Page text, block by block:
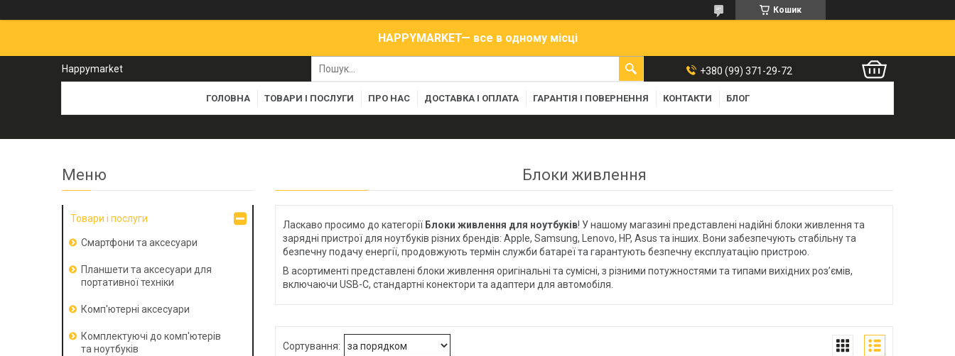
Кошик
HAPPYMARKET— все в одному місці
Happymarket +380 (99) 371-29-72
ГОЛОВНА ТОВАРИ І ПОСЛУГИ ПРО НАС ДОСТАВКА І ОПЛАТА ГАРАНТІЯ І ПОВЕРНЕННЯ КОНТАКТИ БЛОГ
Блоки живлення
Ласкаво просимо до категорії Блоки живлення для ноутбуків! У нашому магазині представлені надійні блоки живлення та
зарядні пристрої для ноутбуків різних брендів: Apple, Samsung, Lenovo, HP, Asus та інших. Вони забезпечують стабільну та
безпечну подачу енергії, продовжують термін служби батареї та гарантують безпечну експлуатацію пристрою.
В асортименті представлені блоки живлення оригінальні та сумісні, з різними потужностями та типами вихідних роз’ємів,
включаючи USB-C, стандартні конектори та адаптери для автомобіля.
Товари і послуги
Смартфони та аксесуари
Планшети та аксесуари для
портативної техніки
Комп'ютерні аксесуари
Комплектуючі до комп'ютерів
та ноутбуків